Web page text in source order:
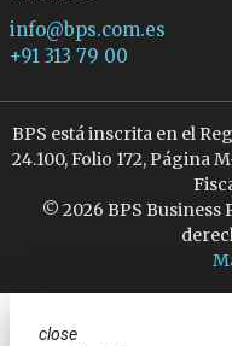
info@bps.com.es
+91 313 79 00
BPS está inscrita en el
24.100, Folio 172, Página
© 2026 BPS Business
close